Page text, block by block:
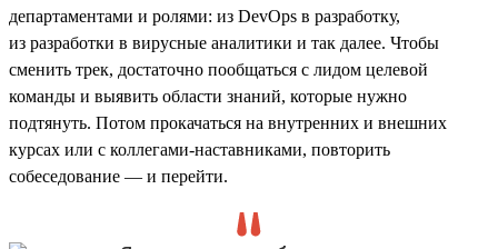
департаментами и ролями: из DevOps в разработку,
из разработки в вирусные аналитики и так далее. Чтобы
сменить трек, достаточно пообщаться с лидом целевой
команды и выявить области знаний, которые нужно
подтянуть. Потом прокачаться на внутренних и внешних
курсах или с коллегами-наставниками, повторить
собеседование — и перейти.